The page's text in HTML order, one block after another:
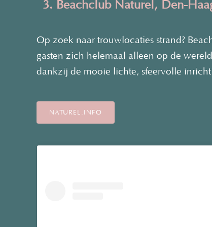
3. Beachclub Naturel, Den-
Op zoek naar trouwlocaties strand?
gasten zich helemaal alleen op de
dankzij de mooie lichte, sfeervolle
NATUREL.INFO